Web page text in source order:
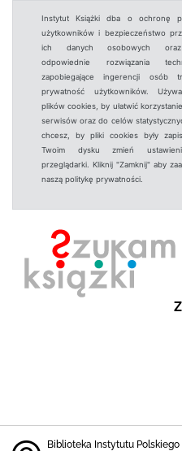
Instytut Książki dba o ochronę
użytkowników i bezpieczeństwo
ich danych osobowych
odpowiednie rozwiązania
zapobiegające ingerencji osób
prywatność użytkowników.
plików cookies, by ułatwić
serwisów oraz do celów
chcesz, by pliki cookies były
Twoim dysku zmień
przeglądarki. Kliknij "Zamknij" aby
naszą politykę prywatności.
Biblioteka Instytutu Polskiego